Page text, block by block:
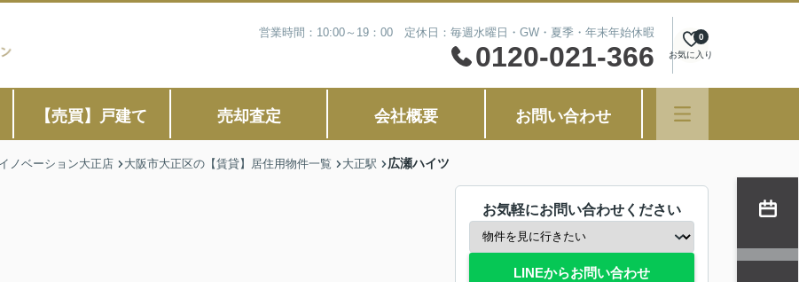
営業時間：10:00～19：00 定休日：毎週水曜日・GW・夏季・年末年始休暇
0120-021-366 お気に入り
0
【売買】戸建て 売却査定 会社概要 お問い合わせ
ノベーション大正店 大阪市大正区の【賃貸】居住用物件一覧 大正駅 広瀬ハイツ
お気軽にお問い合わせください
LINEからお問い合わせ